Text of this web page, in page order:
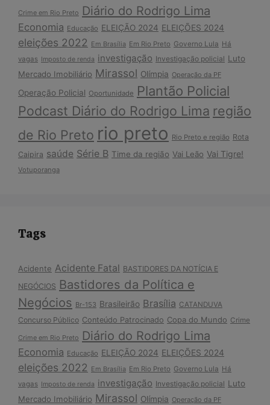
Crime em Rio Preto Diário do Rodrigo Lima
Economia Educação ELEIÇÃO 2024 ELEIÇÕES 2024
eleições 2022 Em Brasília Em Rio Preto Governo Lula Há
vagas Imposto de renda investigação Investigação policial Luto
Mercado Imobiliário Mirassol Olímpia Operação da PF
Operação Policial Oportunidade Plantão Policial
Podcast Diário do Rodrigo Lima região
de Rio Preto rio preto Rio Preto e região Rota
Caipira saúde Série B Time da região Vai Leão Vai Tigre!
Votuporanga
Tags
Acidente Acidente Fatal BASTIDORES DA NOTÍCIA E
NEGÓCIOS Bastidores da Política e
Negócios Br-153 Brasileirão Brasília CATANDUVA
Concurso Público Conteúdo Patrocinado Copa do Mundo Crime
Crime em Rio Preto Diário do Rodrigo Lima
Economia Educação ELEIÇÃO 2024 ELEIÇÕES 2024
eleições 2022 Em Brasília Em Rio Preto Governo Lula Há
vagas Imposto de renda investigação Investigação policial Luto
Mercado Imobiliário Mirassol Olímpia Operação da PF